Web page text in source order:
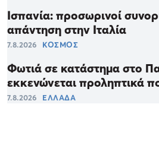
Ισπανία: προσωρινοί
απάντηση στην Ιταλία
7.8.2026 ΚΟΣΜΟΣ
Φωτιά σε κατάστημα στο
εκκενώνεται προληπτικά
7.8.2026 ΕΛΛΑΔΑ